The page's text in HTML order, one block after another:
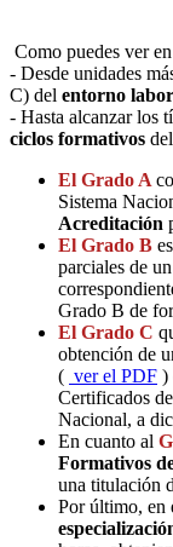
Como puedes ver
- Desde unidades
C) del entorno
- Hasta alcanzar los
ciclos formativos del
El Grado A
Sistema
Acreditación
El Grado B
parciales de un
Grado B de
El Grado C
obtención de
( ver el PDF )
Certificados
Nacional, a
En cuanto al
Formativos
una titulación
Por último, en